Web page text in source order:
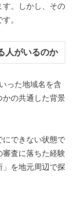
す。しかし、その
。
人がいるのか
った地域名を含
かの共通した背景
にできない状態で
審査に落ちた経験
」を地元周辺で探